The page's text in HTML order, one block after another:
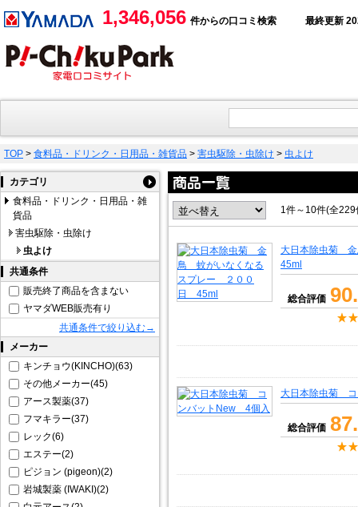
1,346,056 件からの口コミ検索 最終更新
TOP > 食料品・ドリンク・日用品・雑貨品 > 害虫駆除・虫除け > 虫よけ
カテゴリ
食料品・ドリンク・日用品・雑
貨品
害虫駆除・虫除け
虫よけ
共通条件
販売終了商品を含まない
ヤマダWEB販売有り
共通条件で絞り込む→
メーカー
キンチョウ(KINCHO)(63)
その他メーカー(45)
アース製薬(37)
フマキラー(37)
レック(6)
エステー(2)
ピジョン (pigeon)(2)
岩城製薬 (IWAKI)(2)
1件～10件(全
大日本除虫菊
45ml
総合評価
大日本除虫菊
総合評価